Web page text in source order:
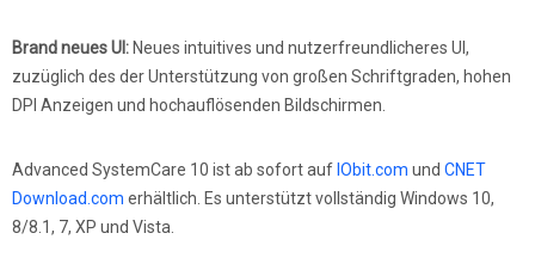
Brand neues UI: Neues intuitives und nutzerfreundlicheres UI,
zuzüglich des der Unterstützung von großen Schriftgraden, hohen
DPI Anzeigen und hochauflösenden Bildschirmen.
Advanced SystemCare 10 ist ab sofort auf IObit.com und CNET
Download.com erhältlich. Es unterstützt vollständig Windows 10,
8/8.1, 7, XP und Vista.